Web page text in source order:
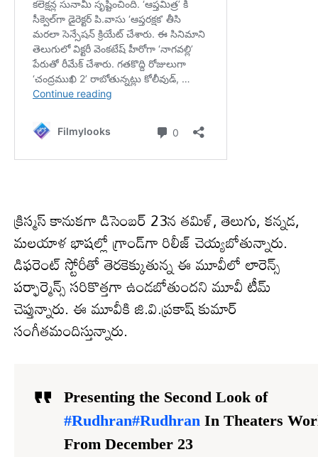
క్రిస్మస్ కానుకగా డిసెంబర్ 23న తమిళ్, తెలుగు, కన్నడ,
మలయాళ భాషల్లో గ్రాండ్‌గా రిలీజ్ చెయ్యబోతున్నారు.
డిఫరెంట్ స్టోరీతో తెరకెక్కుతున్న ఈ మూవీలో లారెన్స్
పర్ఫార్మెన్స్ సరికొత్తగా ఉండబోతుందని మూవీ టీమ్
చెప్తున్నారు. ఈ మూవీకి జి.వి.ప్రకాష్ కుమార్
సంగీతమందిస్తున్నారు.
Presenting the Second Look of
#Rudhran#Rudhran In Theaters
From December 23